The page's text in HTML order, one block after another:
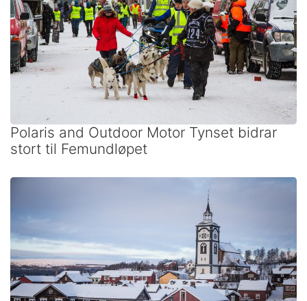
Polaris and Outdoor Motor Tynset bidrar
stort til Femundløpet